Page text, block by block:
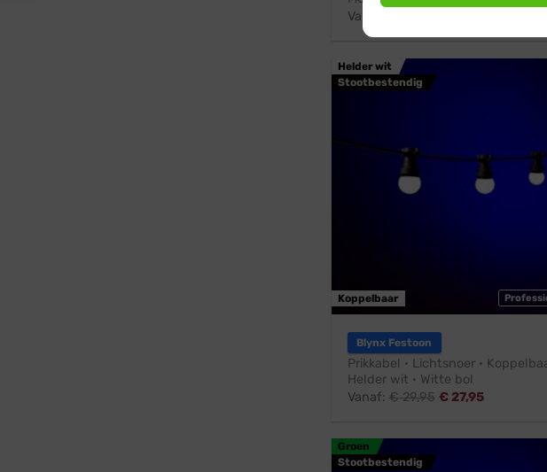
Vanaf:
Helder wit
Stootbestendig
Koppelbaar
Blynx Festoon
Prikkabel · Lichtsnoer ·
Helder wit · Witte bol
Vanaf: €29,95 €27,95
Groen
Stootbestendig